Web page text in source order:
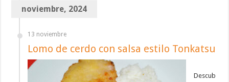
noviembre, 2024
13 noviembre
Lomo de cerdo con salsa estilo Tonkatsu
Descub